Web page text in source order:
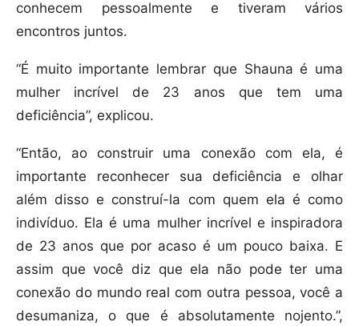
conhecem pessoalmente e tiveram vários
encontros juntos.
“É muito importante lembrar que Shauna é uma
mulher incrível de 23 anos que tem uma
deficiência”, explicou.
“Então, ao construir uma conexão com ela, é
importante reconhecer sua deficiência e olhar
além disso e construí-la com quem ela é como
indivíduo. Ela é uma mulher incrível e inspiradora
de 23 anos que por acaso é um pouco baixa. E
assim que você diz que ela não pode ter uma
conexão do mundo real com outra pessoa, você a
desumaniza, o que é absolutamente nojento.”,